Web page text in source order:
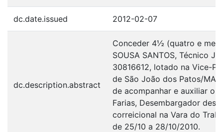
dc.date.issued 2012-02-07
dc.description.abstract
Conceder 4½ (quatro e
SOUSA SANTOS, Técnico
30816612, lotado na Vice-
de São João dos Patos/MA,
de acompanhar e auxiliar o
Farias, Desembargador
correicional na Vara do
de 25/10 a 28/10/2010.